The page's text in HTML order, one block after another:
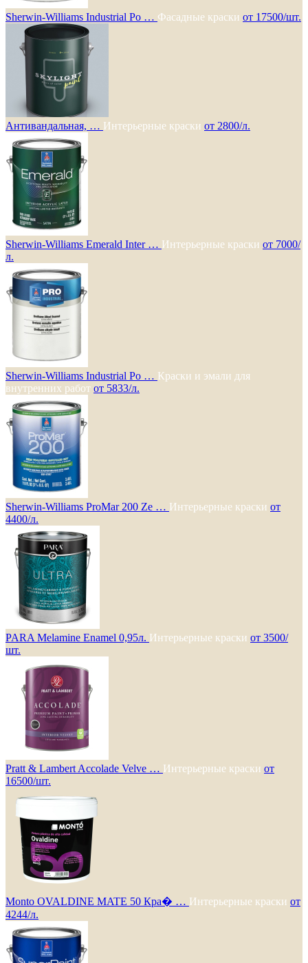
Sherwin-Williams Industrial Po … Фасадные краски от 17500/шт.
Антивандальная, … Интерьерные краски от 2800/л.
Sherwin-Williams Emerald Inter … Интерьерные краски от 7000/
л.
Sherwin-Williams Industrial Po … Краски и эмали для
внутренних работ от 5833/л.
Sherwin-Williams ProMar 200 Ze … Интерьерные краски от
4400/л.
PARA Melamine Enamel 0,95л. Интерьерные краски от 3500/
шт.
Pratt & Lambert Accolade Velve … Интерьерные краски от
16500/шт.
Monto OVALDINE MATE 50 Кра� … Интерьерные краски от
4244/л.